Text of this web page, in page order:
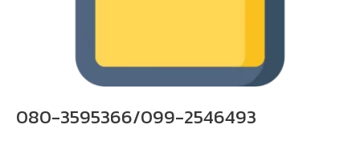
080-3595366/099-2546493